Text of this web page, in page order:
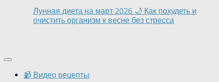
Лунная диета на март 2026 🌙 Как похудеть и
очистить организм к весне без стресса
📹 Видео рецепты